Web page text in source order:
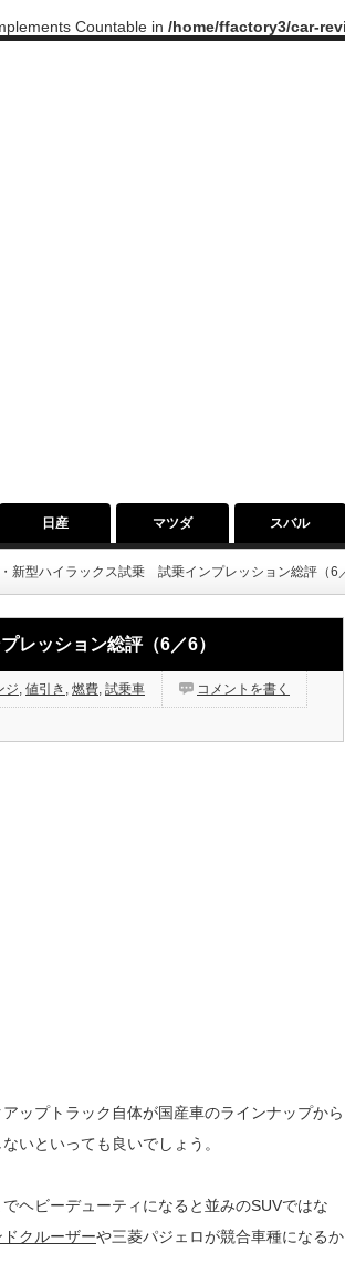
Countable in /home/ffactory3/car-
日産 マツダ スバル
・新型ハイラックス試乗 試乗インプレッション総評（6
レッション総評（6／6）
ジ, 値引き , 燃費, 試乗車 コメントを書く
ップトラック自体が国産車のラインナップから
いといっても良いでしょう。
ヘビーデューティになると並みのSUVではな
ドクルーザーや三菱パジェロが競合車種になるか